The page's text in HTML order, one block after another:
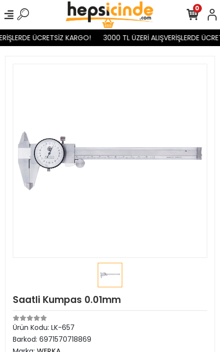
ÜCRETSİZ KARGO! 3000 TL ÜZERİ ALIŞVERİŞLERDE
0
Saatli Kumpas 0.01mm
Ürün Kodu: LK-657
Barkod: 6971570718869